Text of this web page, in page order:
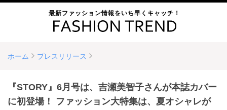
最新ファッション情報をいち早くキャッチ！
ホーム プレスリリース
『STORY』6月号は、吉瀬美智子さんが本誌カバー
に初登場！ ファッション大特集は、夏オシャレが